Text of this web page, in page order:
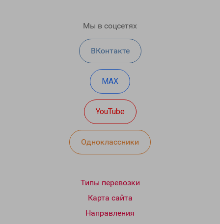
Мы в соцсетях
ВКонтакте
MAX
YouTube
Одноклассники
Типы перевозки
Карта сайта
Направления